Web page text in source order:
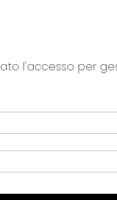
l'accesso per